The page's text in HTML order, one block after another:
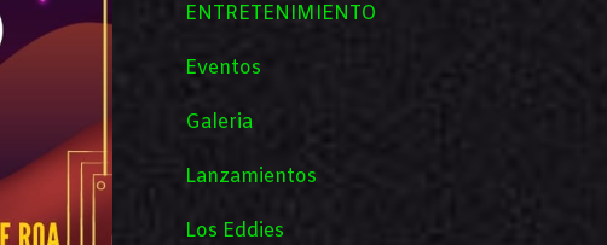
ENTRETENIMIENTO
Eventos
Galeria
Lanzamientos
Los Eddies